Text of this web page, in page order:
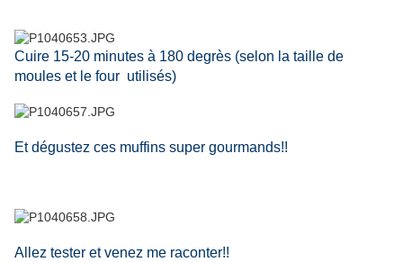
Cuire 15-20 minutes à 180 degrès (selon la taille de
moules et le four utilisés)
Et dégustez ces muffins super gourmands!!
Allez tester et venez me raconter!!